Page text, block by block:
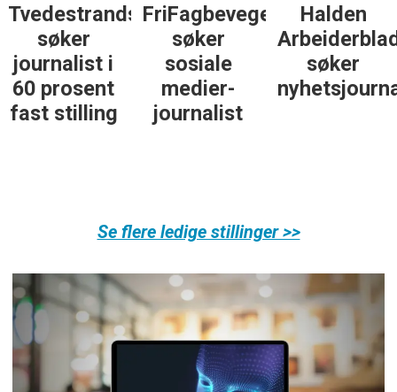
Tvedestrandsposten
søker
journalist i
60 prosent
fast stilling
FriFagbevegelse
søker
sosiale
medier-
journalist
Halden
søker
Se flere ledige stillinger >>